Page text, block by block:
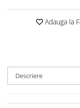
Adauga la
Descriere